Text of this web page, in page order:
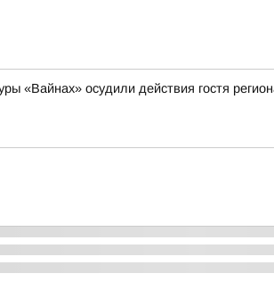
«Вайнах» осудили действия гостя